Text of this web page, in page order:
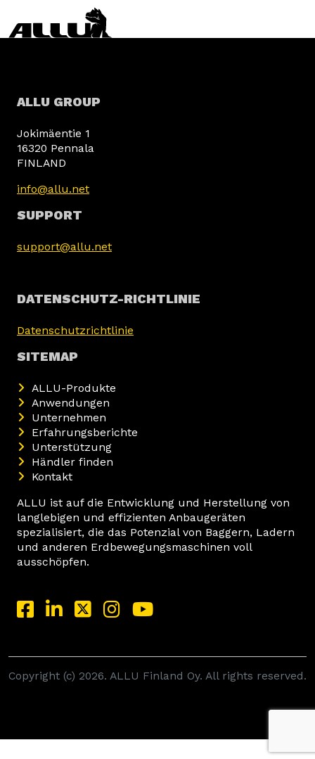
ALLU ist auf die Entwicklung und Herstellung von
langlebigen und effizienten Anbaugeräten
spezialisiert, die das Potenzial von Baggern, Ladern
und anderen Erdbewegungsmaschinen voll
ausschöpfen.
ALLU GROUP
Jokimäentie 1
16320 Pennala
FINLAND
info@allu.net
SUPPORT
support@allu.net
DATENSCHUTZ-RICHTLINIE
Datenschutzrichtlinie
SITEMAP
ALLU-Produkte
Anwendungen
Unternehmen
Erfahrungsberichte
Unterstützung
Händler finden
Kontakt
Copyright (c) 2026. ALLU Finland Oy. All rights reserved.